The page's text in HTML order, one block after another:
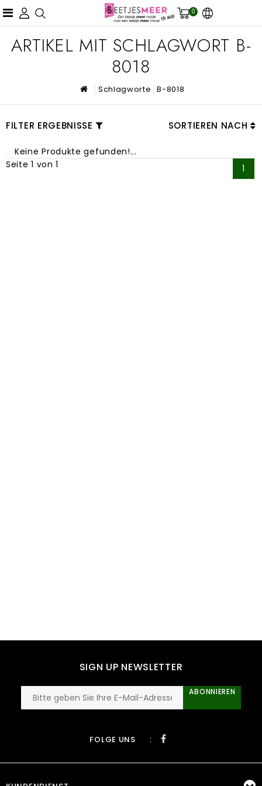
0
ARTIKEL MIT SCHLAGWORT B-
8018
Schlagworte B-8018
FILTER ERGEBNISSE SORTIEREN NACH
Keine Produkte gefunden!...
Seite 1 von 1
1
SIGN UP NEWSLETTER
ABONNIEREN
FOLGE UNS :